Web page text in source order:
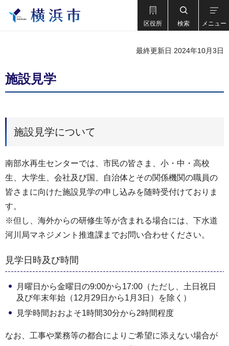
区役所 検索 メニュー
最終更新日 2024年10月3日
施設見学
施設見学について
南部水再生センターでは、市民の皆さま、小・中・高校
生、大学生、会社及び国、自治体とその関係機関の職員の
皆さまに向けた施設見学の申し込みを随時受付けておりま
す。
※但し、海外からの研修生等が含まれる場合には、下水道
河川局マネジメント推進課までお問い合わせください。
見学日時及び時間
月曜日から金曜日の9:00から17:00（ただし、土日祝日
及び年末年始（12月29日から1月3日）を除く）
見学時間おおよそ1時間30分から2時間程度
なお、工事や業務等の都合によりご希望に添えない場合が